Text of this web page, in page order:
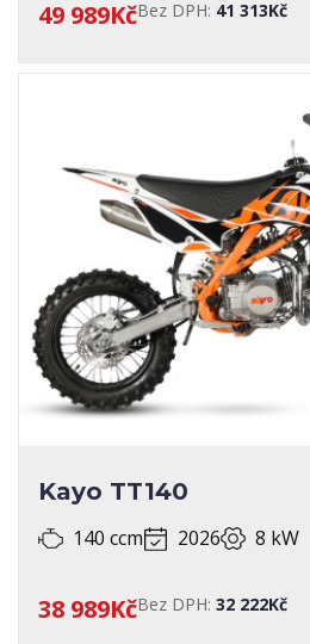
49 989KčBez DPH: 41 313Kč
Kayo TT140
140 ccm 2026 8 kW
38 989KčBez DPH: 32 222Kč